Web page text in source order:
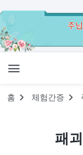
홈 체험간증
패